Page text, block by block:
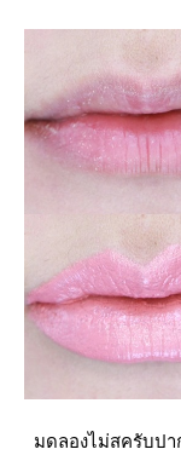
มดลองไม่สครับปา